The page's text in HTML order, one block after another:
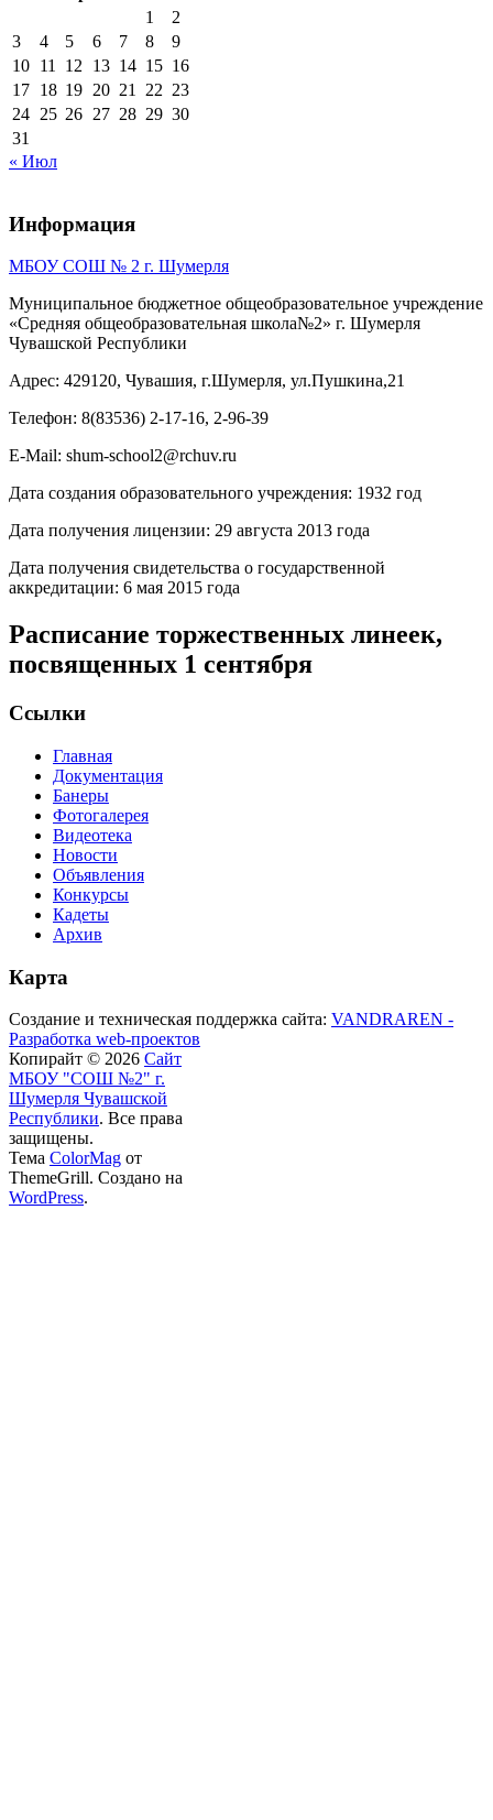
1
2
3
4 5 6 7 8
9
10 11 12 13 14 15 16
17 18 19 20 21 22 23
24 25 26 27 28 29 30
31
« Июл
Информация
МБОУ СОШ № 2 г. Шумерля
Муниципальное бюджетное общеобразовательное учреждение
«Средняя общеобразовательная школа№2» г. Шумерля
Чувашской Республики
Адрес: 429120, Чувашия, г.Шумерля, ул.Пушкина,21
Телефон: 8(83536) 2-17-16, 2-96-39
E-Mail: shum-school2@rchuv.ru
Дата создания образовательного учреждения: 1932 год
Дата получения лицензии: 29 августа 2013 года
Дата получения свидетельства о государственной
аккредитации: 6 мая 2015 года
Расписание торжественных линеек,
посвященных 1 сентября
Ссылки
Главная
Документация
Банеры
Фотогалерея
Видеотека
Новости
Объявления
Конкурсы
Кадеты
Архив
Карта
Создание и техническая поддержка сайта: VANDRAREN -
Разработка web-проектов
Копирайт © 2026 Сайт
МБОУ "СОШ №2" г.
Шумерля Чувашской
Республики. Все права
защищены.
Тема ColorMag от
ThemeGrill. Создано на
WordPress.